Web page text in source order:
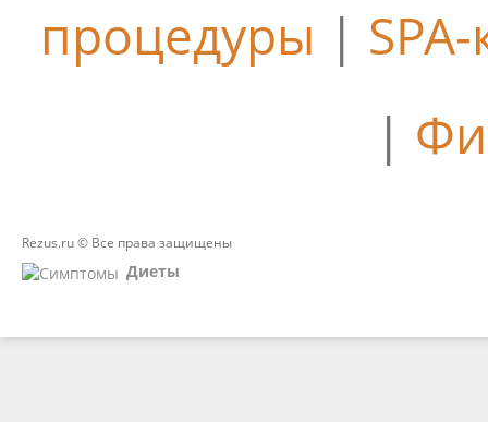
процедуры |
|
Rezus.ru © Все права защищены
Диеты